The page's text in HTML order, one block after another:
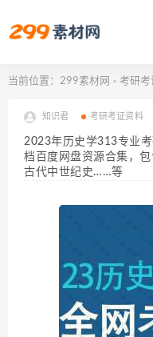
当前位置： 299素材网 > 考研考
知识君 考研考证资料
2023年历史学313专业
档百度网盘资源合集，
古代中世纪史……等